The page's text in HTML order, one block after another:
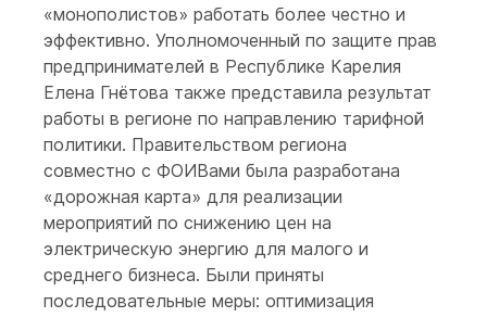
«монополистов» работать более честно и
эффективно. Уполномоченный по защите прав
предпринимателей в Республике Карелия
Елена Гнётова также представила результат
работы в регионе по направлению тарифной
политики. Правительством региона
совместно с ФОИВами была разработана
«дорожная карта» для реализации
мероприятий по снижению цен на
электрическую энергию для малого и
среднего бизнеса. Были приняты
последовательные меры: оптимизация